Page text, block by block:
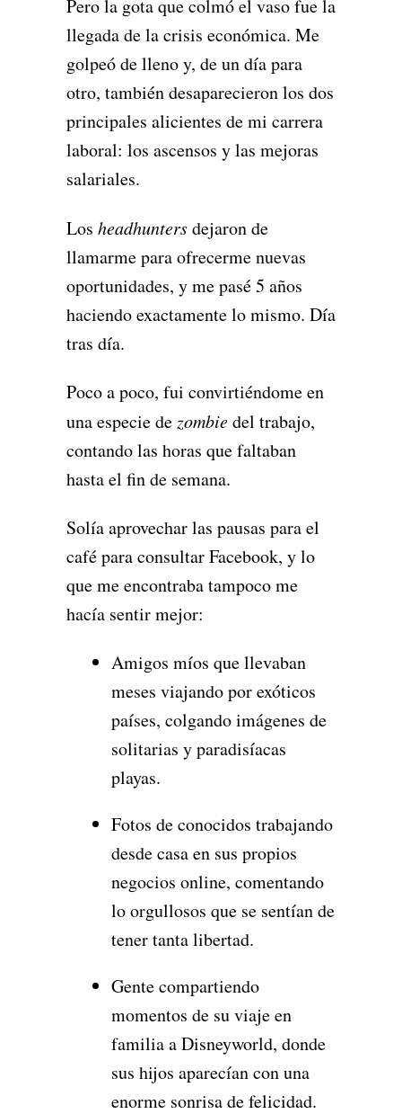
Pero la gota que colmó el vaso fue la
llegada de la crisis económica. Me
golpeó de lleno y, de un día para
otro, también desaparecieron los dos
principales alicientes de mi carrera
laboral: los ascensos y las mejoras
salariales.
Los headhuntersdejaron de
llamarme para ofrecerme nuevas
oportunidades, y me pasé 5 años
haciendo exactamente lo mismo. Día
tras día.
Poco a poco, fui convirtiéndome en
una especie de zombiedel trabajo,
contando las horas que faltaban
hasta el fin de semana.
Solía aprovechar las pausas para el
café para consultar Facebook, y lo
que me encontraba tampoco me
hacía sentir mejor:
Amigos míos que llevaban
meses viajando por exóticos
países, colgando imágenes de
solitarias y paradisíacas
playas.
Fotos de conocidos trabajando
desde casa en sus propios
negocios online, comentando
lo orgullosos que se sentían de
tener tanta libertad.
Gente compartiendo
momentos de su viaje en
familia a Disneyworld, donde
sus hijos aparecían con una
enorme sonrisa de felicidad.